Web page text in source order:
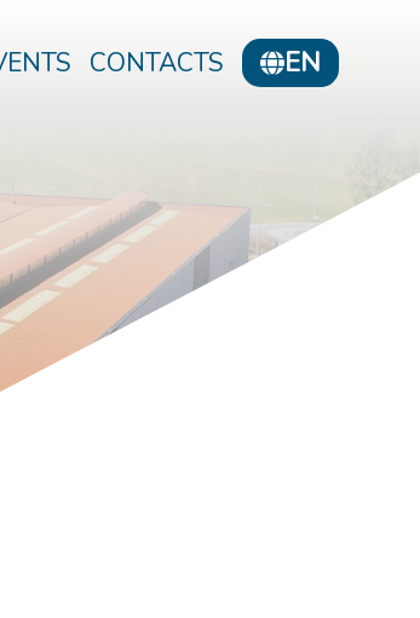
CONTACTS EN